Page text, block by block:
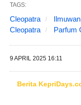
TAGS:
Cleopatra
Cleopatra
Parfum
9 APRIL 2025 16:11
Berita